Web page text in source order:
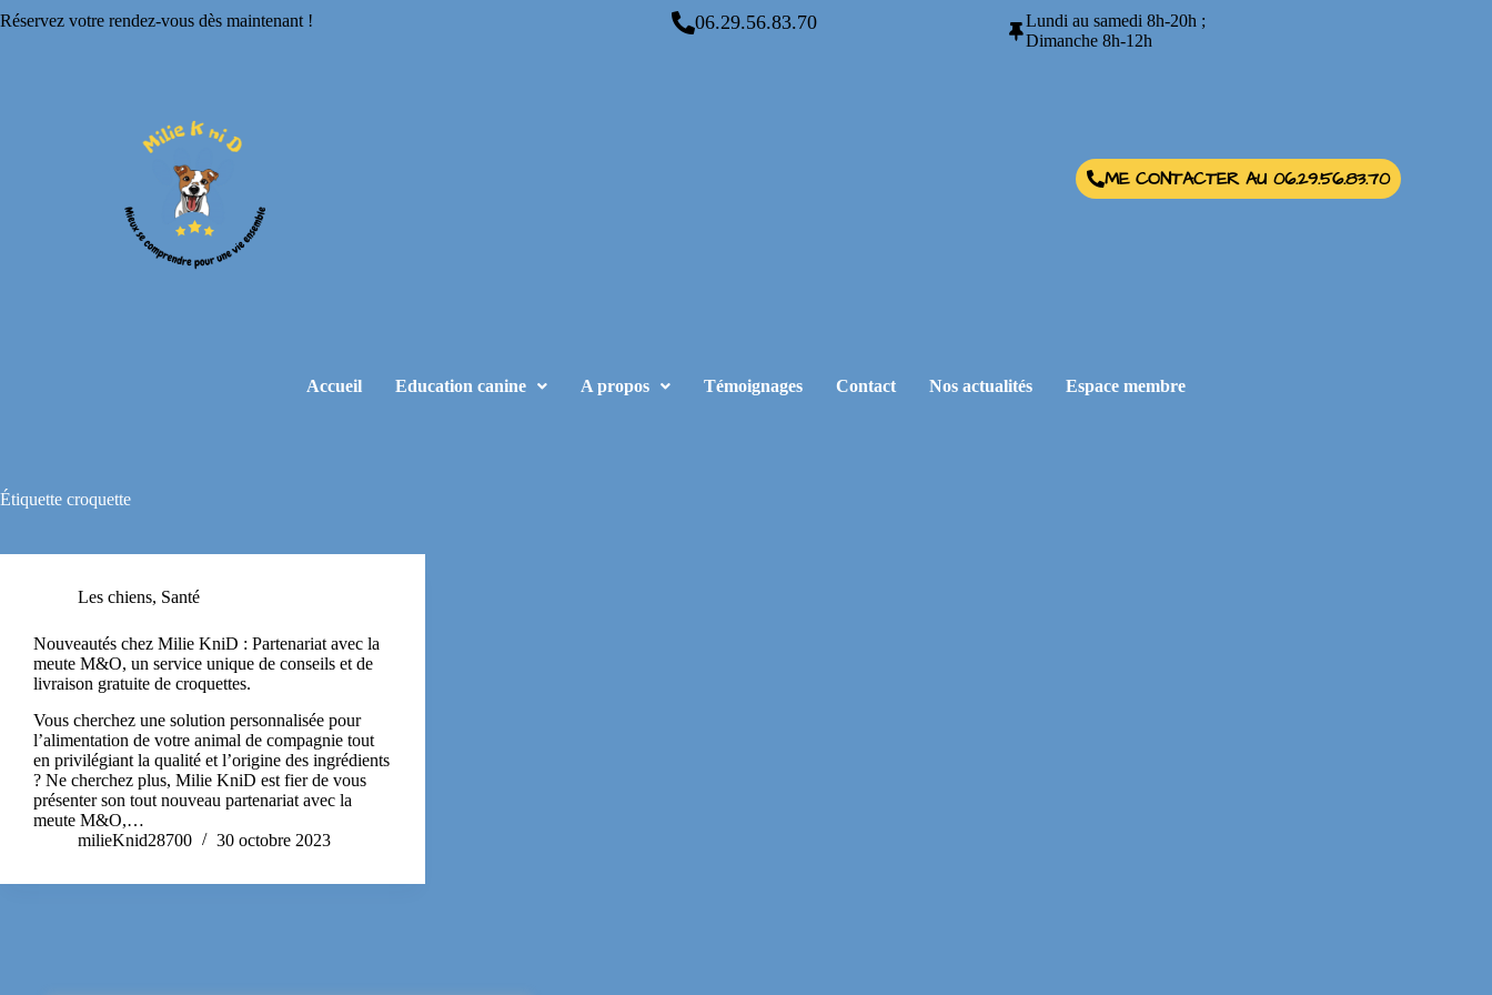
Réservez votre rendez-vous dès maintenant ! 06.29.56.83.70
Lundi au samedi 8h-20h ;
Dimanche 8h-12h
ME CONTACTER AU 06.29.56.83.70
Accueil Education canine A propos Témoignages Contact Nos actualités Espace membre
Étiquette croquette
Les chiens, Santé
Nouveautés chez Milie KniD : Partenariat avec la
meute M&O, un service unique de conseils et de
livraison gratuite de croquettes.
Vous cherchez une solution personnalisée pour
l’alimentation de votre animal de compagnie tout
en privilégiant la qualité et l’origine des ingrédients
? Ne cherchez plus, Milie KniD est fier de vous
présenter son tout nouveau partenariat avec la
meute M&O,…
milieKnid28700
30 octobre 2023